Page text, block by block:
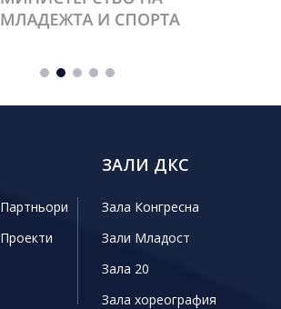
Партньори
Проекти
ЗАЛИ ДКС
Зала Конгресна
Зали Младост
Зала 20
Зала хореография